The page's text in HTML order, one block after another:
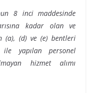
8 inci maddesinde
kadar olan ve
(a), (d) ve (e) bentleri
ile yapılan personel
hizmet alımı